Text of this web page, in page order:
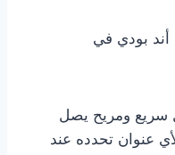
أند بودي في
سريع ومريح يصل
عنوان تحدده عند